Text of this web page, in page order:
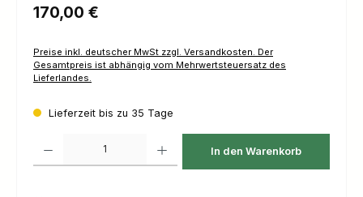
Regulärer Preis:
170,00 €
Preise inkl. deutscher MwSt zzgl. Versandkosten. Der
Gesamtpreis ist abhängig vom Mehrwertsteuersatz des
Lieferlandes.
Lieferzeit bis zu 35 Tage
In den Warenkorb